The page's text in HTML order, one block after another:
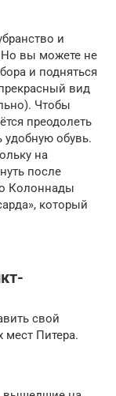
и
Но вы можете не
и подняться
вид
Чтобы
преодолеть
удобную обувь.
на
после
Колоннады
который
свой
мест Питера.